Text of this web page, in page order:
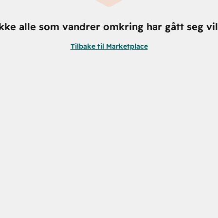
alle som vandrer omkring har gått seg
Tilbake til Marketplace